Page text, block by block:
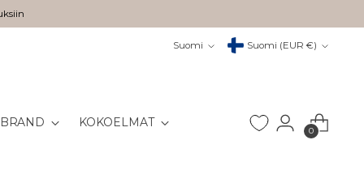
Suomi Valuutta Suomi (EUR €)
KOKOELMAT
0